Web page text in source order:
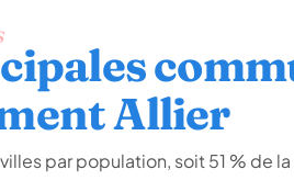
Allier
par population, soit 51 % de